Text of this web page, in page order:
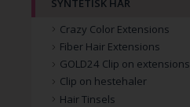
SYNTETISK HÅR
Crazy Color Extensions
Fiber Hair Extensions
GOLD24 Clip on extensions
Clip on hestehaler
Hair Tinsels